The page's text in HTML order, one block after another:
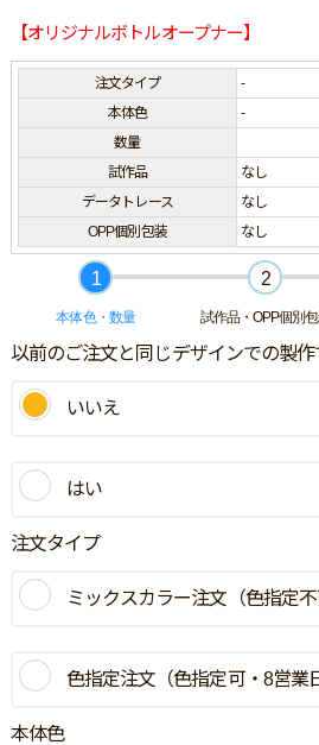
【オリジナルボトルオープナー】
注文タイプ
-
本体色
-
数量
試作品
なし
データトレース
なし
OPP個別包装
なし
1
本体色・数量
2
試作品・OPP個別
以前のご注文と同じデザインでの製作
いいえ
はい
注文タイプ
ミックスカラー注文（色指定不
色指定注文（色指定可・8営業
本体色